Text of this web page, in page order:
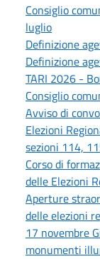
Consiglio
luglio
Definizione
Definizione
TARI 2026 -
Consiglio
Avviso di
Elezioni
sezioni 114,
Corso di
delle Elezioni
Aperture
delle elezioni
17 novembre
monumenti